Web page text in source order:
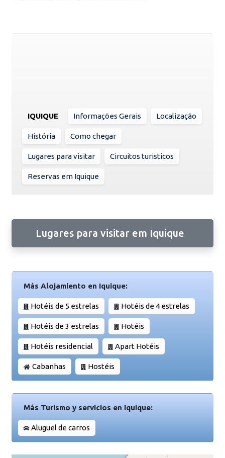
IQUIQUE Informações Gerais Localização
História Como chegar
Lugares para visitar Circuitos turisticos
Reservas em Iquique
Lugares para visitar em Iquique
Más Alojamiento en Iquique:
Hotéis de 5 estrelas Hotéis de 4 estrelas
Hotéis de 3 estrelas Hotéis
Hotéis residencial Apart Hotéis
Cabanhas Hostéis
Más Turismo y servicios en Iquique:
Aluguel de carros